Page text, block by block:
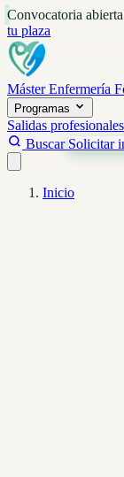
Convocatoria
tu plaza
Máster Enfermería
Programas
Salidas profesionales
Buscar Solicitar
Inicio